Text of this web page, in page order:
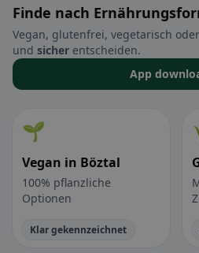
Finde nach
Vegan, glutenfrei, vegetarisch
und sicher entscheiden.
App
🌱
Vegan in Böztal
100% pflanzliche
Optionen
Klar gekennzeichnet